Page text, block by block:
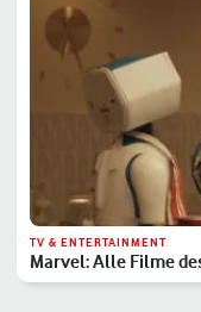
TV & ENTERTAINMENT
Marvel: Alle Filme
Reihenfolge